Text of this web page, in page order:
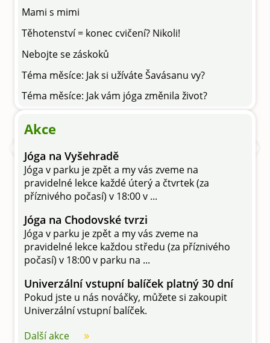
Mami s mimi
Těhotenství = konec cvičení? Nikoli!
Nebojte se záskoků
Téma měsíce: Jak si užíváte Šavásanu vy?
Téma měsíce: Jak vám jóga změnila život?
Akce
Jóga na Vyšehradě
Jóga v parku je zpět a my vás zveme na
pravidelné lekce každé úterý a čtvrtek (za
příznivého počasí) v 18:00 v ...
Jóga na Chodovské tvrzi
Jóga v parku je zpět a my vás zveme na
pravidelné lekce každou středu (za příznivého
počasí) v 18:00 v parku na ...
Univerzální vstupní balíček platný 30 dní
Pokud jste u nás nováčky, můžete si zakoupit
Univerzální vstupní balíček.
Další akce